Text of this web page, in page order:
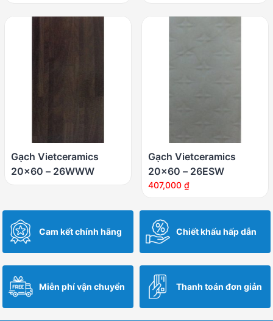
Gạch Vietceramics
20×60 – 26WWW
Gạch Vietceramics
20×60 – 26ESW
407,000 ₫
Cam kết chính hãng Chiết khấu hấp dẫn
Miễn phí vận chuyển Thanh toán đơn giản